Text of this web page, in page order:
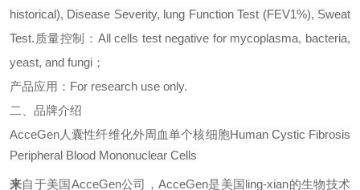
historical), Disease Severity, lung Function Test (FEV1%), Sweat
Test. 质量控制： All cells test negative for mycoplasma, bacteria,
yeast, and fungi ；
产品应用： For research use only.
二、品牌介绍
AcceGen人囊性纤维化外周血单个核细胞Human Cystic Fibrosis
Peripheral Blood Mononuclear Cells
来自于美国AcceGen公司，AcceGen是美国ling-xian的生物技术